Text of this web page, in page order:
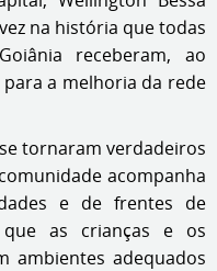
na história que todas
receberam, ao
a melhoria da rede
tornaram verdadeiros
acompanha
e de frentes de
as crianças e os
ambientes adequados